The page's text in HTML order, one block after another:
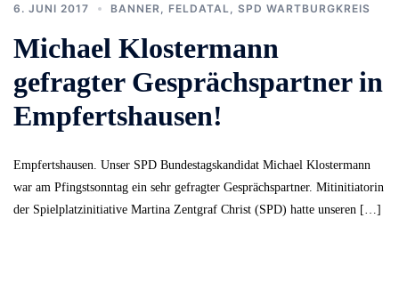
6. JUNI 2017 BANNER FELDATAL SPD WARTBURGKREIS
Michael Klostermann
gefragter Gesprächspartner in
Empfertshausen!
Empfertshausen. Unser SPD Bundestagskandidat Michael Klostermann
war am Pfingstsonntag ein sehr gefragter Gesprächspartner. Mitinitiatorin
der Spielplatzinitiative Martina Zentgraf Christ (SPD) hatte unseren […]